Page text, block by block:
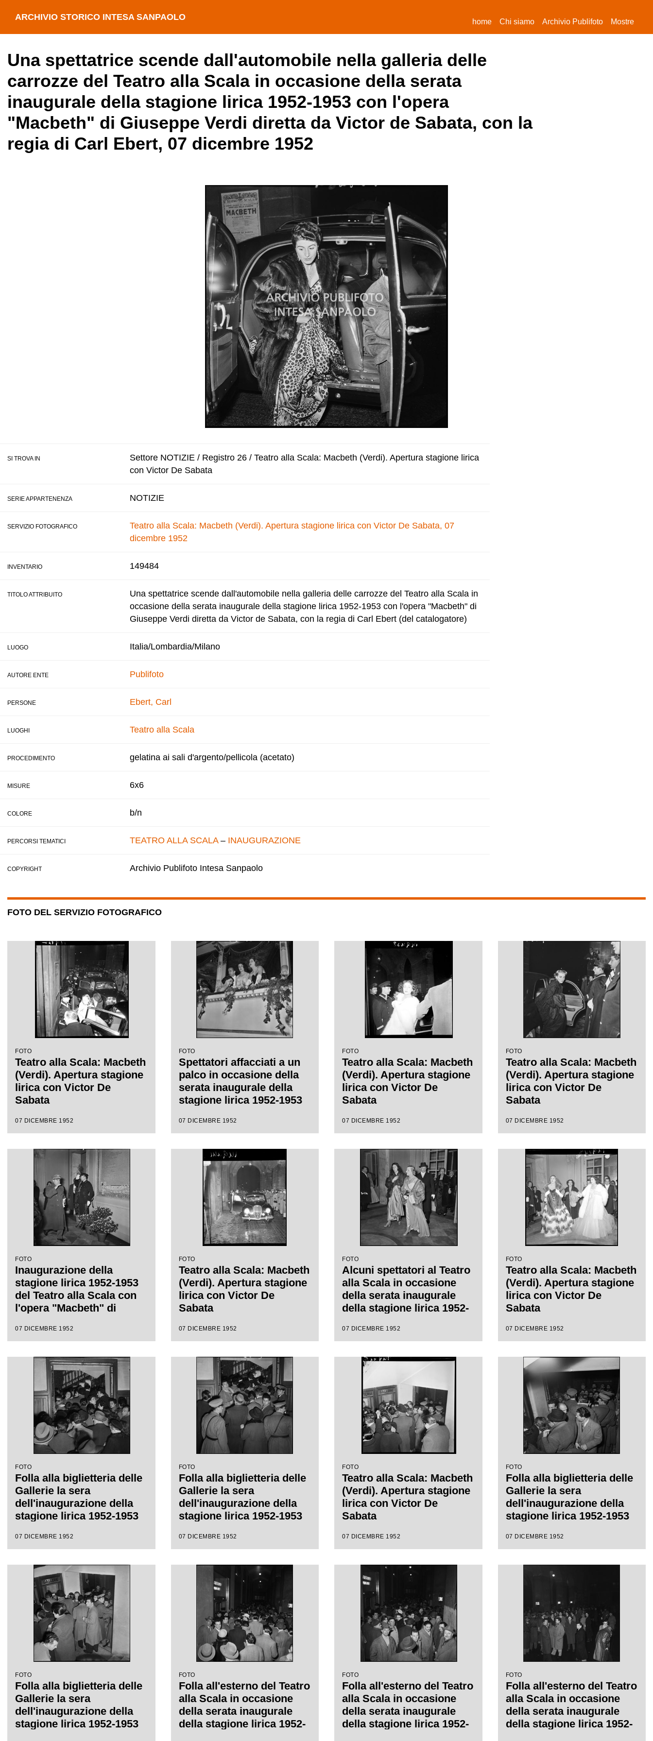
ARCHIVIO STORICO INTESA SANPAOLO home(current)
Chi siamo Archivio Publifoto Mostre
Una spettatrice scende dall'automobile nella galleria delle
carrozze del Teatro alla Scala in occasione della serata
inaugurale della stagione lirica 1952-1953 con l'opera
"Macbeth" di Giuseppe Verdi diretta da Victor de Sabata, con la
regia di Carl Ebert, 07 dicembre 1952
SI TROVA IN
Settore NOTIZIE / Registro 26 / Teatro alla Scala: Macbeth (Verdi). Apertura stagione lirica
con Victor De Sabata
SERIE APPARTENENZA NOTIZIE
SERVIZIO FOTOGRAFICO
Teatro alla Scala: Macbeth (Verdi). Apertura stagione lirica con Victor De Sabata, 07
dicembre 1952
INVENTARIO 149484
TITOLO ATTRIBUITO
Una spettatrice scende dall'automobile nella galleria delle carrozze del Teatro alla Scala in
occasione della serata inaugurale della stagione lirica 1952-1953 con l'opera "Macbeth" di
Giuseppe Verdi diretta da Victor de Sabata, con la regia di Carl Ebert (del catalogatore)
LUOGO Italia/Lombardia/Milano
AUTORE ENTE Publifoto
PERSONE Ebert, Carl
LUOGHI Teatro alla Scala
PROCEDIMENTO gelatina ai sali d'argento/pellicola (acetato)
MISURE 6x6
COLORE b/n
PERCORSI TEMATICI TEATRO ALLA SCALA– INAUGURAZIONE
COPYRIGHT Archivio Publifoto Intesa Sanpaolo
FOTO DEL SERVIZIO FOTOGRAFICO
FOTO
Teatro alla Scala: Macbeth
(Verdi). Apertura stagione
lirica con Victor De
Sabata
07 DICEMBRE 1952
FOTO
Spettatori affacciati a un
palco in occasione della
serata inaugurale della
stagione lirica 1952-1953
l'opera "Macbeth", di
Victor de Sabata, con la
regia di Carl Ebert
07 DICEMBRE 1952
FOTO
Teatro alla Scala: Macbeth
(Verdi). Apertura stagione
lirica con Victor De
Sabata
07 DICEMBRE 1952
FOTO
Teatro alla Scala: Macbeth
(Verdi). Apertura stagione
lirica con Victor De
Sabata
07 DICEMBRE 1952
FOTO
Inaugurazione della
stagione lirica 1952-1953
del Teatro alla Scala con
l'opera "Macbeth" di
Victor de Sabata, con la
07 DICEMBRE 1952
FOTO
Teatro alla Scala: Macbeth
(Verdi). Apertura stagione
lirica con Victor De
Sabata
07 DICEMBRE 1952
FOTO
Alcuni spettatori al Teatro
alla Scala in occasione
della serata inaugurale
della stagione lirica 1952-
"Macbeth" di Giuseppe
Sabata, con la regia di
Carl Ebert
07 DICEMBRE 1952
FOTO
Teatro alla Scala: Macbeth
(Verdi). Apertura stagione
lirica con Victor De
Sabata
07 DICEMBRE 1952
FOTO
Folla alla biglietteria delle
Gallerie la sera
dell'inaugurazione della
stagione lirica 1952-1953
l'opera "Macbeth", di
Victor de Sabata, con la
regia di Carl Ebert
07 DICEMBRE 1952
FOTO
Folla alla biglietteria delle
Gallerie la sera
dell'inaugurazione della
stagione lirica 1952-1953
l'opera "Macbeth", di
Victor de Sabata, con la
regia di Carl Ebert
07 DICEMBRE 1952
FOTO
Teatro alla Scala: Macbeth
(Verdi). Apertura stagione
lirica con Victor De
Sabata
07 DICEMBRE 1952
FOTO
Folla alla biglietteria delle
Gallerie la sera
dell'inaugurazione della
stagione lirica 1952-1953
l'opera "Macbeth", di
Victor de Sabata, con la
regia di Carl Ebert
07 DICEMBRE 1952
FOTO
Folla alla biglietteria delle
Gallerie la sera
dell'inaugurazione della
stagione lirica 1952-1953
FOTO
Folla all'esterno del Teatro
alla Scala in occasione
della serata inaugurale
della stagione lirica 1952-
FOTO
Folla all'esterno del Teatro
alla Scala in occasione
della serata inaugurale
della stagione lirica 1952-
FOTO
Folla all'esterno del Teatro
alla Scala in occasione
della serata inaugurale
della stagione lirica 1952-